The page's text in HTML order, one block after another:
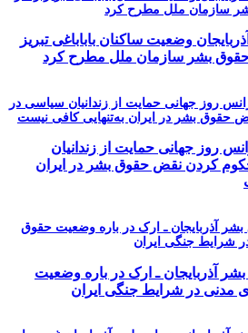
وضعیت ساکنان باباباغی تبریز
بشر سازمان ملل مطرح کرد
روز جهانی حمایت از زندانیان
کردن نقض حقوق بشر در ایران
آذربایجان ـ ارک در باره وضعیت
مدنی در شرایط جنگی ایران